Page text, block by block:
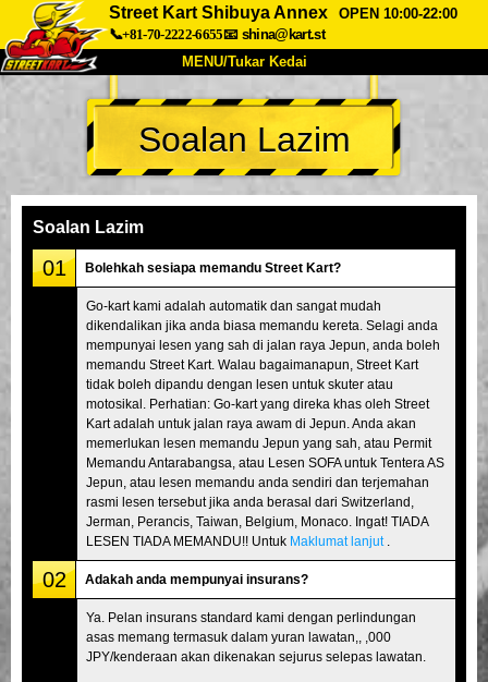
Street Kart Shibuya Annex
OPEN 10:00-22:00
📞+81-70-2222-6655📧 shina@kart.st
MENU/Tukar Kedai
UTAMA
Tentang Spesifikasi Harga
Syarikat
Tokyo Shinagawa Tokyo Akihabara#1
Tokyo Akihabara#2 Tokyo Shibuya
Tokyo Shibuya Annex Tokyo Bay
Tokyo Asakusa Osaka
Okinawa
Soalan Lazim
Soalan Lazim
01 Bolehkah sesiapa memandu Street Kart?
Go-kart kami adalah automatik dan sangat mudah
dikendalikan jika anda biasa memandu kereta. Selagi anda
mempunyai lesen yang sah di jalan raya Jepun, anda boleh
memandu Street Kart. Walau bagaimanapun, Street Kart
tidak boleh dipandu dengan lesen untuk skuter atau
motosikal. Perhatian: Go-kart yang direka khas oleh Street
Kart adalah untuk jalan raya awam di Jepun. Anda akan
memerlukan lesen memandu Jepun yang sah, atau Permit
Memandu Antarabangsa, atau Lesen SOFA untuk Tentera AS
Jepun, atau lesen memandu anda sendiri dan terjemahan
rasmi lesen tersebut jika anda berasal dari Switzerland,
Jerman, Perancis, Taiwan, Belgium, Monaco. Ingat! TIADA
LESEN TIADA MEMANDU!! Untuk Maklumat lanjut.
02 Adakah anda mempunyai insurans?
Ya. Pelan insurans standard kami dengan perlindungan
asas memang termasuk dalam yuran lawatan,, ,000
JPY/kenderaan akan dikenakan sejurus selepas lawatan.